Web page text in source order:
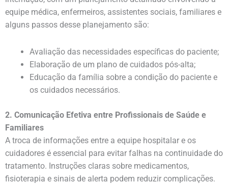
equipe médica, enfermeiros, assistentes sociais, familiares e
alguns passos desse planejamento são:
Avaliação das necessidades específicas do paciente;
Elaboração de um plano de cuidados pós-alta;
Educação da família sobre a condição do paciente e
os cuidados necessários.
2. Comunicação Efetiva entre Profissionais de Saúde e
Familiares
A troca de informações entre a equipe hospitalar e os
cuidadores é essencial para evitar falhas na continuidade do
tratamento. Instruções claras sobre medicamentos,
fisioterapia e sinais de alerta podem reduzir complicações.